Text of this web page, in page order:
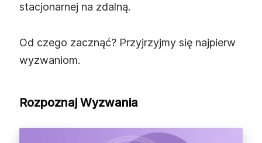
stacjonarnej na zdalną.
Od czego zacznąć? Przyjrzyjmy się najpierw
wyzwaniom.
Rozpoznaj Wyzwania